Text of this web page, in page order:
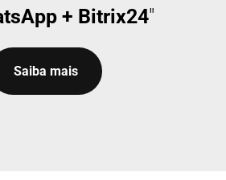
+ Bitrix24"
Saiba mais